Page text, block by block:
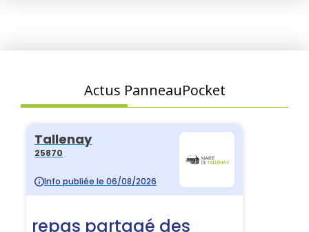
Actus PanneauPocket